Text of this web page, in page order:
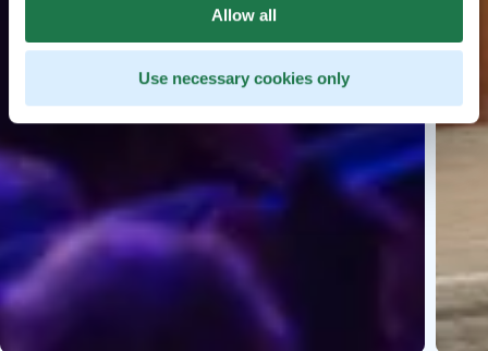
Allow all
Use necessary cookies only